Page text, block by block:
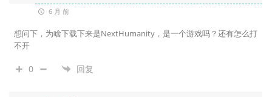
6 月 前
想问下，为啥下载下来是NextHumanity，是一个游戏吗？还有怎么打
不开
0 回复